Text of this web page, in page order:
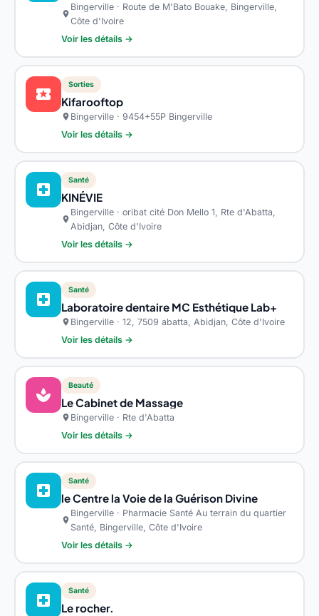
location_on
Bingerville · Route de M'Bato Bouake, Bingerville,
Côte d'Ivoire
Voir les détails →
local_activity
Sorties
Kifarooftop
location_on Bingerville · 9454+55P Bingerville
Voir les détails →
local_hospital
Santé
KINÉVIE
location_on
Bingerville · oribat cité Don Mello 1, Rte d'Abatta,
Abidjan, Côte d'Ivoire
Voir les détails →
local_hospital
Santé
Laboratoire dentaire MC Esthétique Lab+
location_on Bingerville · 12, 7509 abatta, Abidjan, Côte d'Ivoire
Voir les détails →
spa
Beauté
Le Cabinet de Massage
location_on Bingerville · Rte d'Abatta
Voir les détails →
local_hospital
Santé
le Centre la Voie de la Guérison Divine
location_on
Bingerville · Pharmacie Santé Au terrain du quartier
Santé, Bingerville, Côte d'Ivoire
Voir les détails →
local_hospital
Santé
Le rocher.